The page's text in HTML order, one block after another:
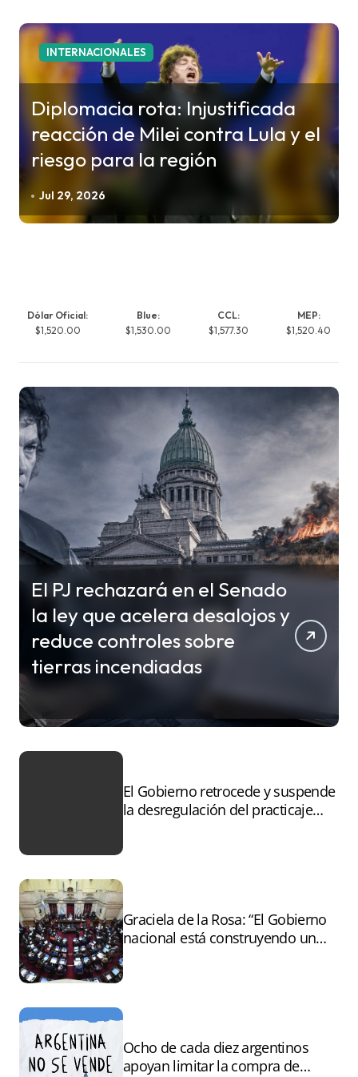
INTERNACIONALES
Diplomacia rota: Injustificada
reacción de Milei contra Lula y el
riesgo para la región
Jul 29, 2026
Dólar Oficial:
$1,520.00
Blue:
$1,530.00
CCL:
$1,577.30
MEP:
$1,520.40
El PJ rechazará en el Senado
la ley que acelera desalojos y
reduce controles sobre
tierras incendiadas
El Gobierno retrocede y suspende
la desregulación del practicaje
Graciela de la Rosa: “El Gobierno
nacional está construyendo un
Ocho de cada diez argentinos
apoyan limitar la compra de